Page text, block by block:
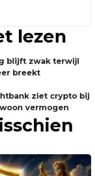
lezen
blijft zwak terwijl
breekt
ziet crypto bij
vermogen